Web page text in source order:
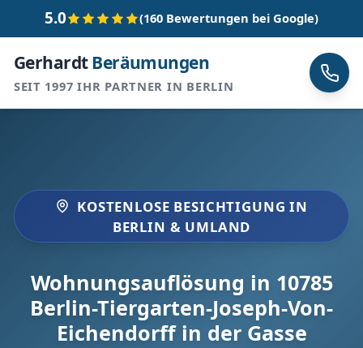
5.0 (160 Bewertungen bei Google)
GerhardtBeräumungen
SEIT 1997 IHR PARTNER IN BERLIN
KOSTENLOSE BESICHTIGUNG IN
BERLIN & UMLAND
Wohnungsauflösung in 10785
Berlin-Tiergarten-Joseph-Von-
Eichendorff in der Gasse